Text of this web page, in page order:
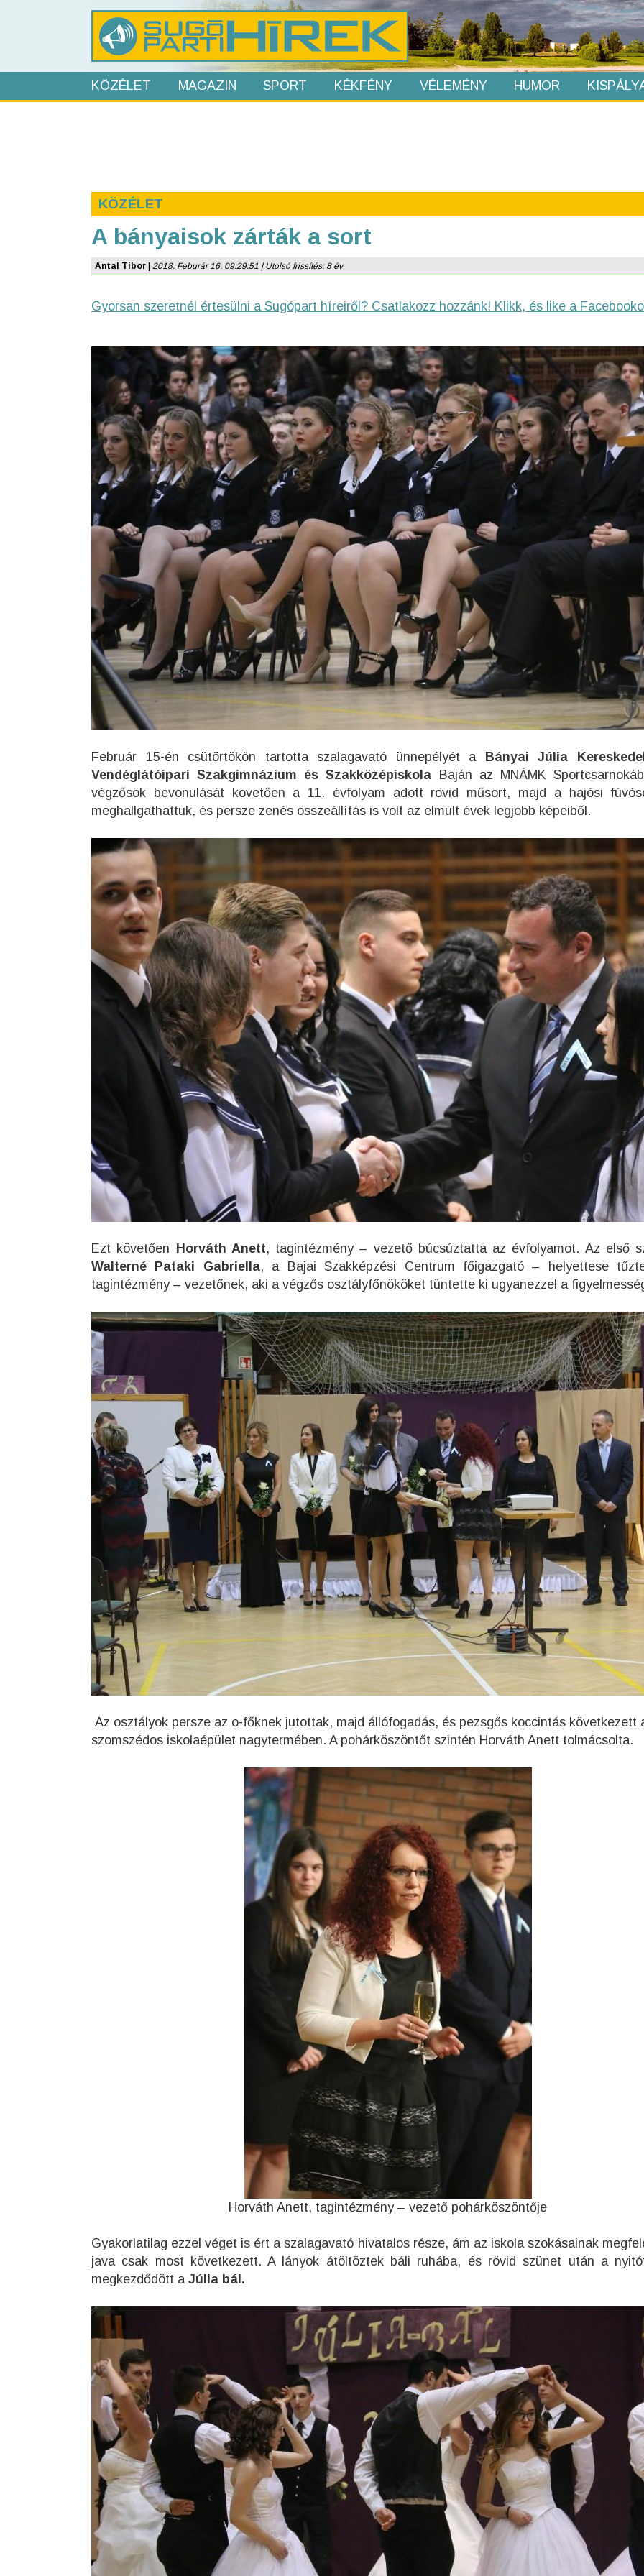
KÖZÉLET MAGAZIN SPORT KÉKFÉNY VÉLEMÉNY HUMOR
KÖZÉLET
A bányaisok zárták a sort
Antal Tibor 2018. Feburár 16. 09:29:51 | Utolsó frissítés: 8 év
Gyorsan szeretnél értesülni a Sugópart híreiről? Csatlakozz hozzánk! Klikk, és like a
Február 15-én csütörtökön tartotta szalagavató ünnepélyét aBányai Júlia
Vendéglátóipari Szakgimnázium és Szakközépiskola Baján az MNÁMK
végzősök bevonulását követően a 11. évfolyam adott rövid műsort, majd a hajósi
meghallgathattuk, és persze zenés összeállítás is volt az elmúlt évek legjobb képeiből.
Ezt követően Horváth Anett, tagintézmény – vezető búcsúztatta az évfolyamot. Az első
Walterné Pataki Gabriella, a Bajai Szakképzési Centrum főigazgató – helyettese
tagintézmény – vezetőnek, aki a végzős osztályfőnököket tüntette ki ugyanezzel a
Az osztályok persze az o-főknek jutottak, majd állófogadás, és pezsgős koccintás következett
szomszédos iskolaépület nagytermében. A pohárköszöntőt szintén Horváth Anett tolmácsolta.
Horváth Anett, tagintézmény – vezető pohárköszöntője
Gyakorlatilag ezzel véget is ért a szalagavató hivatalos része, ám az iskola szokásainak
java csak most következett. A lányok átöltöztek báli ruhába, és rövid szünet után a
megkezdődött aJúlia bál.